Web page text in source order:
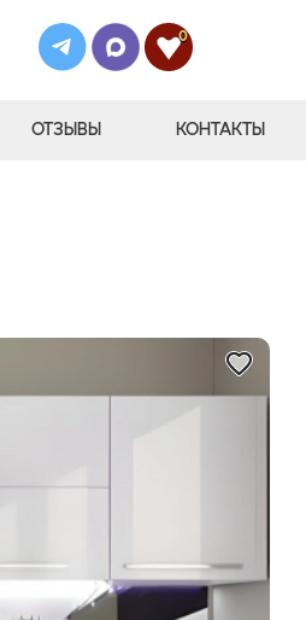
0
ОТЗЫВЫ КОНТАКТЫ